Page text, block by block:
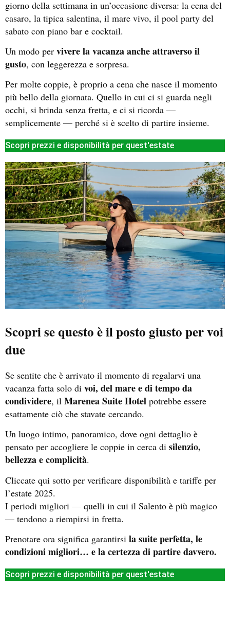
giorno della settimana in un’occasione diversa: la cena del
casaro, la tipica salentina, il mare vivo, il pool party del
sabato con piano bar e cocktail.
Un modo per vivere la vacanza anche attraverso il
gusto, con leggerezza e sorpresa.
Per molte coppie, è proprio a cena che nasce il momento
più bello della giornata. Quello in cui ci si guarda negli
occhi, si brinda senza fretta, e ci si ricorda —
semplicemente — perché si è scelto di partire insieme.
Scopri prezzi e disponibilità per quest'estate
Scopri se questo è il posto giusto per voi
due
Se sentite che è arrivato il momento di regalarvi una
vacanza fatta solo di voi, del mare e di tempo da
condividere, il Marenea Suite Hotel potrebbe essere
esattamente ciò che stavate cercando.
Un luogo intimo, panoramico, dove ogni dettaglio è
pensato per accogliere le coppie in cerca di silenzio,
bellezza e complicità.
Cliccate qui sotto per verificare disponibilità e tariffe per
l’estate 2025.
I periodi migliori — quelli in cui il Salento è più magico
— tendono a riempirsi in fretta.
Prenotare ora significa garantirsi la suite perfetta, le
condizioni migliori… e la certezza di partire davvero.
Scopri prezzi e disponibilità per quest'estate